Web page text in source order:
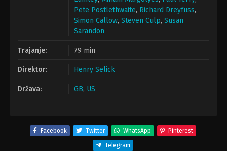
Pete Postlethwaite, Richard Dreyfuss,
Simon Callow, Steven Culp, Susan
Sarandon
Trajanje: 79 min
Direktor: Henry Selick
Država: GB, US
Facebook Twitter WhatsApp Pinterest
Telegram